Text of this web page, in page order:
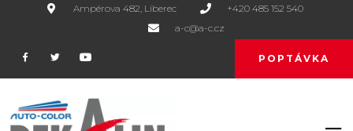
Ampérova 482, Liberec
+420 485 152 540
a-c@a-c.cz
POPTÁVKA